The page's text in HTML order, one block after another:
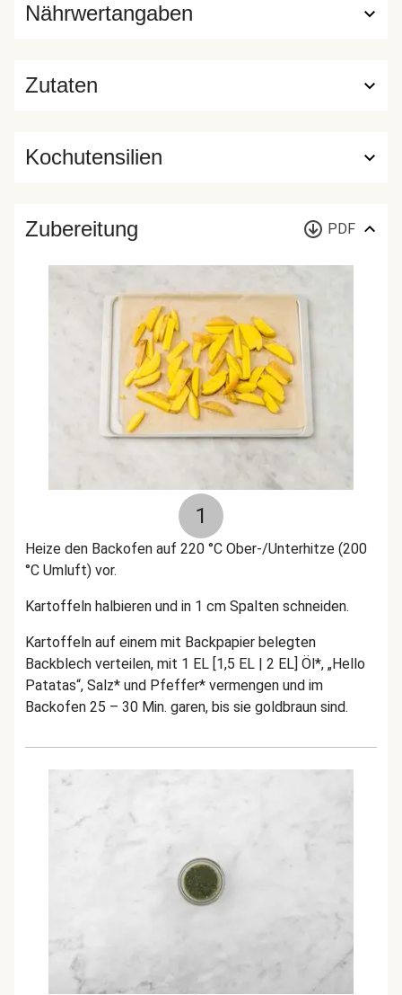
Zutaten
Nährwertangaben
Kochutensilien
Zubereitung PDF
1
Heize den Backofen auf 220 °C Ober-/Unterhitze (200
°C Umluft) vor.
Kartoffeln halbieren und in 1 cm Spalten schneiden.
Kartoffeln auf einem mit Backpapier belegten
Backblech verteilen, mit 1 EL [1,5 EL | 2 EL] Öl*, „Hello
Patatas“, Salz* und Pfeffer* vermengen und im
Backofen 25 – 30 Min. garen, bis sie goldbraun sind.